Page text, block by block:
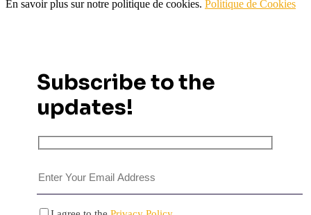
En savoir plus sur notre politique de cookies. Politique de Cookies
Subscribe to the
updates!